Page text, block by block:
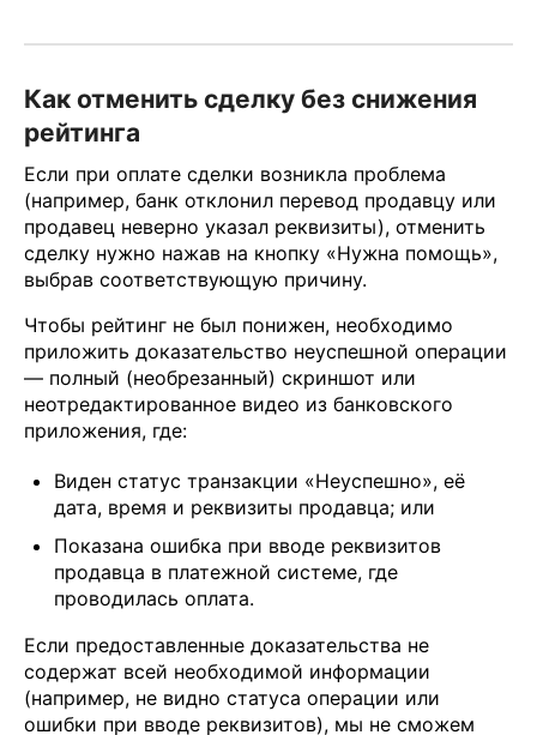
Как отменить сделку без снижения
рейтинга
Если при оплате сделки возникла проблема
(например, банк отклонил перевод продавцу или
продавец неверно указал реквизиты), отменить
сделку нужно нажав на кнопку «Нужна помощь»,
выбрав соответствующую причину.
Чтобы рейтинг не был понижен, необходимо
приложить доказательство неуспешной операции
— полный (необрезанный) скриншот или
неотредактированное видео из банковского
приложения, где:
Виден статус транзакции «Неуспешно», её
дата, время и реквизиты продавца; или
Показана ошибка при вводе реквизитов
продавца в платежной системе, где
проводилась оплата.
Если предоставленные доказательства не
содержат всей необходимой информации
(например, не видно статуса операции или
ошибки при вводе реквизитов), мы не сможем